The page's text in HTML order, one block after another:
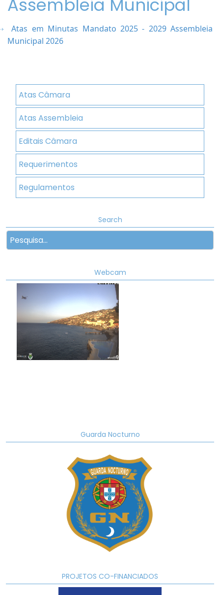
Assembleia Municipal
Atas em Minutas Mandato 2025 - 2029 Assembleia
Municipal 2026
Atas Câmara
Atas Assembleia
Editais Câmara
Requerimentos
Regulamentos
Search
Webcam
Guarda Nocturno
PROJETOS CO-FINANCIADOS